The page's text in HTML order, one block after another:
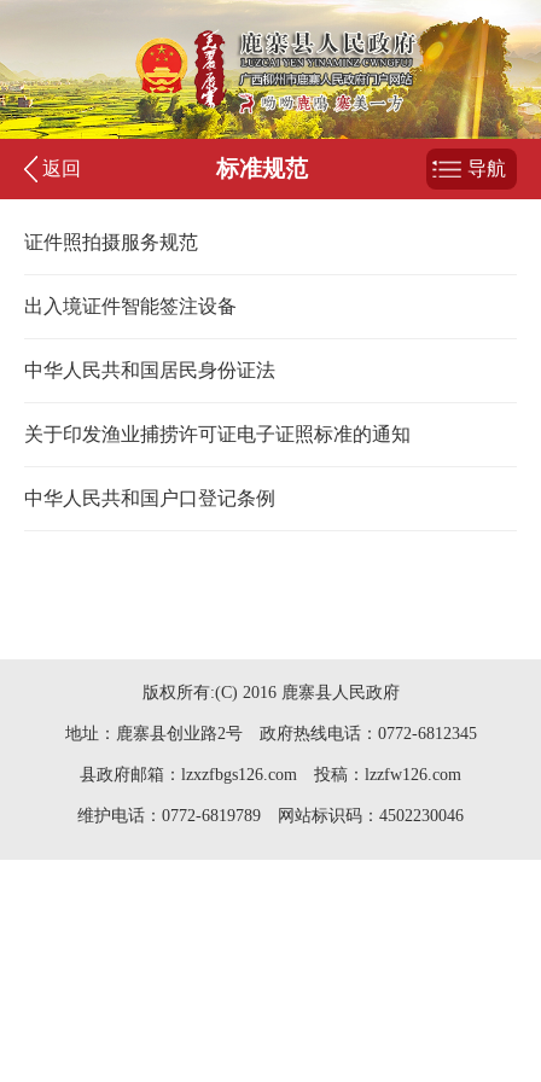
返回 标准规范 导航
证件照拍摄服务规范
出入境证件智能签注设备
中华人民共和国居民身份证法
关于印发渔业捕捞许可证电子证照标准的通知
中华人民共和国户口登记条例
版权所有:(C) 2016 鹿寨县人民政府
地址：鹿寨县创业路2号 政府热线电话：0772-6812345
县政府邮箱：lzxzfbgs126.com 投稿：lzzfw126.com
维护电话：0772-6819789 网站标识码：4502230046